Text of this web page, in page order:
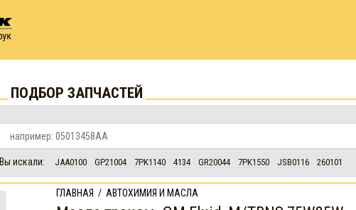
ПОДБОР ЗАПЧАСТЕЙ
Вы искали: JAA0100 GP21004 7PK1140 4134 GR20044 7PK1550 JSB0116 260101
ГЛАВНАЯ / АВТОХИМИЯ И МАСЛА